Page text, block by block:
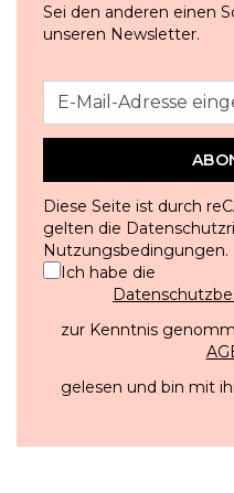
Sei den anderen einen
unseren Newsletter.
Diese Seite ist durch
gelten die
Nutzungsbedingungen.
Ich habe die
zur Kenntnis
gelesen und bin mit